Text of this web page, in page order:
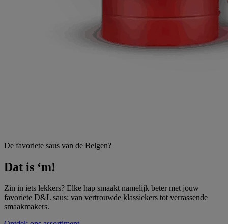
De favoriete saus van de Belgen?
Dat is ‘m!
Zin in iets lekkers? Elke hap smaakt namelijk beter met jouw
favoriete D&L saus: van vertrouwde klassiekers tot verrassende
smaakmakers.